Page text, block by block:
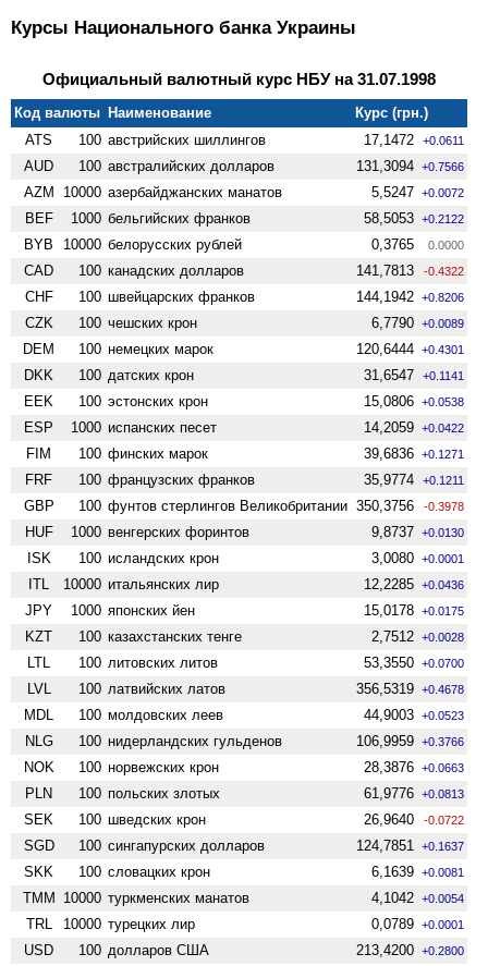
Курсы Национального банка Украины
Официальный валютный курс НБУ на 31.07.1998
Код валюты Наименование
Курс (грн.)
ATS
100 австрийских шиллингов 17,1472 +0.0611
AUD 100 австралийских долларов 131,3094 +0.7566
AZM 10000 азербайджанских манатов 5,5247 +0.0072
BEF 1000 бельгийских франков 58,5053 +0.2122
BYB 10000 белорусских рублей 0,3765 0.0000
CAD 100 канадских долларов 141,7813 -0.4322
CHF 100 швейцарских франков 144,1942 +0.8206
CZK 100 чешских крон 6,7790 +0.0089
DEM 100 немецких марок 120,6444 +0.4301
DKK 100 датских крон 31,6547 +0.1141
EEK 100 эстонских крон 15,0806 +0.0538
ESP 1000 испанских песет 14,2059 +0.0422
FIM 100 финских марок 39,6836 +0.1271
FRF 100 французских франков 35,9774 +0.1211
GBP 100 фунтов стерлингов Велико­британии 350,3756 -0.3978
HUF 1000 венгерских форинтов 9,8737 +0.0130
ISK 100 исландских крон 3,0080 +0.0001
ITL 10000 итальянских лир 12,2285 +0.0436
JPY 1000 японских йен 15,0178 +0.0175
KZT 100 казахстанских тенге 2,7512 +0.0028
LTL 100 литовских литов 53,3550 +0.0700
LVL 100 латвийских латов 356,5319 +0.4678
MDL 100 молдовских леев 44,9003 +0.0523
NLG 100 нидерландских гульденов 106,9959 +0.3766
NOK 100 норвежских крон 28,3876 +0.0663
PLN 100 польских злотых 61,9776 +0.0813
SEK 100 шведских крон 26,9640 -0.0722
SGD 100 сингапурских долларов 124,7851 +0.1637
SKK 100 словацких крон 6,1639 +0.0081
TMM 10000 туркменских манатов 4,1042 +0.0054
TRL 10000 турецких лир 0,0789 +0.0001
USD 100 долларов США 213,4200 +0.2800